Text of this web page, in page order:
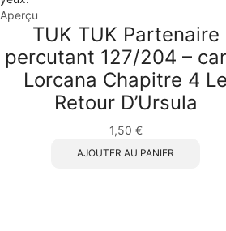
Aperçu
TUK TUK Partenaire
percutant 127/204 –
Lorcana Chapitre 4 Le
Retour D’Ursula
1,50 €
AJOUTER AU PANIER